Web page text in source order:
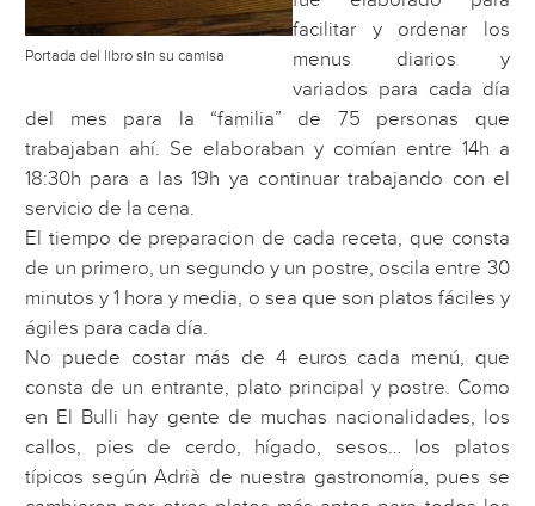
Portada del libro sin su camisa
facilitar y ordenar los
menus diarios y
variados para cada día
del mes para la “familia” de 75 personas que
trabajaban ahí. Se elaboraban y comían entre 14h a
18:30h para a las 19h ya continuar trabajando con el
servicio de la cena.
El tiempo de preparacion de cada receta, que consta
de un primero, un segundo y un postre, oscila entre 30
minutos y 1 hora y media, o sea que son platos fáciles y
ágiles para cada día.
No puede costar más de 4 euros cada menú, que
consta de un entrante, plato principal y postre. Como
en El Bulli hay gente de muchas nacionalidades, los
callos, pies de cerdo, hígado, sesos… los platos
típicos según Adrià de nuestra gastronomía, pues se